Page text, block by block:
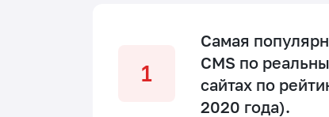
Самая
CMS по
сайтах по
2020 года).